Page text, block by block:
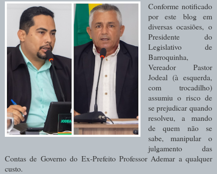
Conforme notificado
por este blog em
diversas ocasiões, o
Presidente do
Legislativo de
Barroquinha,
Vereador Pastor
Jodeal (à esquerda,
com trocadilho)
assumiu o risco de
se prejudicar quando
resolveu, a mando
de quem não se
sabe, manipular o
julgamento das
Contas de Governo do Ex-Prefeito Professor Ademar a qualquer
custo.